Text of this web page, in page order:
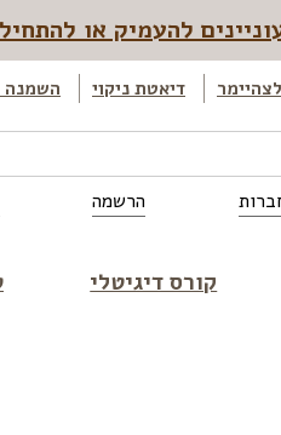
להעמיק או
דיאטת ניקוי השמנה
הרשמה
קורס דיגיטלי